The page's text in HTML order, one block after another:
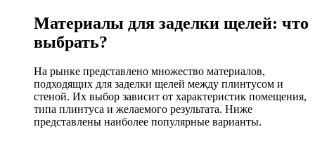
Материалы для заделки щелей: что
выбрать?
На рынке представлено множество материалов,
подходящих для заделки щелей между плинтусом и
стеной. Их выбор зависит от характеристик помещения,
типа плинтуса и желаемого результата. Ниже
представлены наиболее популярные варианты.